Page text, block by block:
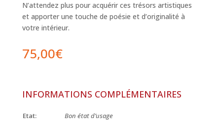
N’attendez plus pour acquérir ces trésors artistiques
et apporter une touche de poésie et d’originalité à
votre intérieur.
75,00€
INFORMATIONS COMPLÉMENTAIRES
Etat:
Bon état d’usage